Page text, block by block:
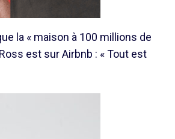
la « maison à 100 millions de
est sur Airbnb : « Tout est